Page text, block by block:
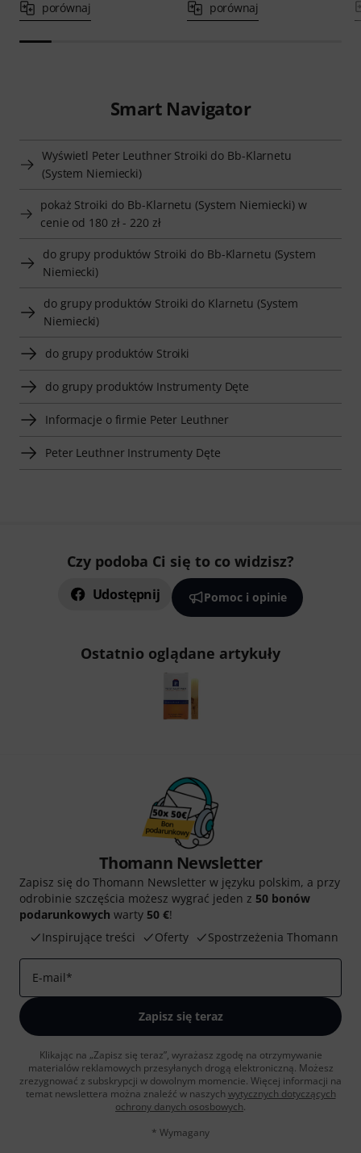
porównaj porównaj
Smart Navigator
Wyświetl Peter Leuthner Stroiki do Bb-Klarnetu
(System Niemiecki)
pokaż Stroiki do Bb-Klarnetu (System Niemiecki) w
cenie od 180 zł - 220 zł
do grupy produktów Stroiki do Bb-Klarnetu (System
Niemiecki)
do grupy produktów Stroiki do Klarnetu (System
Niemiecki)
do grupy produktów Stroiki
do grupy produktów Instrumenty Dęte
Informacje o firmie Peter Leuthner
Peter Leuthner Instrumenty Dęte
Czy podoba Ci się to co widzisz?
Udostępnij Pomoc i opinie
Ostatnio oglądane artykuły
Thomann Newsletter
Zapisz się do Thomann Newsletter w języku polskim, a przy
odrobinie szczęścia możesz wygrać jeden z 50 bonów
podarunkowych warty 50 €!
Inspirujące treści
Oferty Spostrzeżenia Thomann
E-mail*
Zapisz się teraz
Klikając na „Zapisz się teraz”, wyrażasz zgodę na otrzymywanie
materialów reklamowych przesyłanych drogą elektroniczną. Możesz
zrezygnować z subskrypcji w dowolnym momencie. Więcej informacji na
temat newslettera można znaleźć w naszych wytycznych dotyczących
ochrony danych ososbowych.
* Wymagany